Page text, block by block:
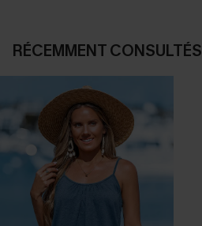
RÉCEMMENT CONSULTÉS